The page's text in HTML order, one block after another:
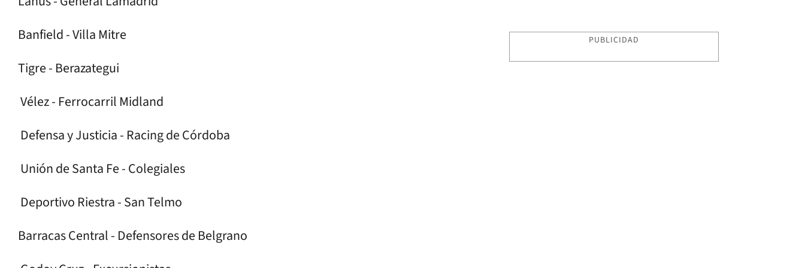
Banfield - Villa Mitre
Tigre - Berazategui
Vélez - Ferrocarril Midland
Defensa y Justicia - Racing de Córdoba
Unión de Santa Fe - Colegiales
Deportivo Riestra - San Telmo
Barracas Central - Defensores de Belgrano
PUBLICIDAD